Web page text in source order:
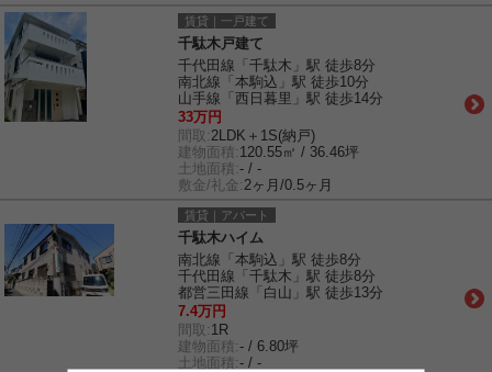
賃貸｜一戸建て
千駄木戸建て
千代田線「千駄木」駅 徒歩8分
南北線「本駒込」駅 徒歩10分
山手線「西日暮里」駅 徒歩14分
33万円
間取: 2LDK＋1S(納戸)
建物面積: 120.55㎡ / 36.46坪
土地面積:- / -
敷金/礼金: 2ヶ月/0.5ヶ月
賃貸｜アパート
千駄木ハイム
南北線「本駒込」駅 徒歩8分
千代田線「千駄木」駅 徒歩8分
都営三田線「白山」駅 徒歩13分
7.4万円
間取: 1R
建物面積:- / 6.80坪
土地面積:- / -